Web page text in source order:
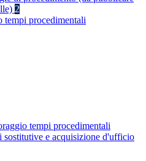
2
tempi procedimentali
tempi procedimentali
sostitutive e acquisizione d'ufficio